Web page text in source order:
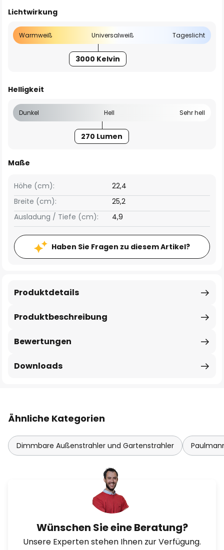
Lichtwirkung
Warmweiß Universalweiß Tageslicht
3000 Kelvin
Helligkeit
Dunkel Hell Sehr hell
270 Lumen
Maße
Breite (cm): 25,2
Höhe (cm): 22,4
Ausladung / Tiefe (cm): 4,9
Haben Sie Fragen zu diesem Artikel?
Produktbeschreibung
Produktdetails
Bewertungen
Downloads
Ähnliche Kategorien
Dimmbare Außenstrahler und Gartenstrahler
Wünschen Sie eine Beratung?
Unsere Experten stehen Ihnen zur Verfügung.